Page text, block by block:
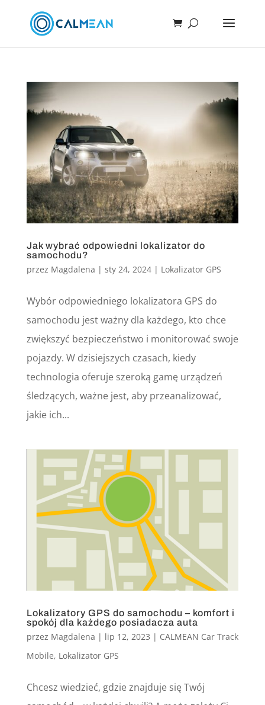
Jak wybrać odpowiedni lokalizator do
samochodu?
przez Magdalena | sty 24, 2024| Lokalizator GPS
Wybór odpowiedniego lokalizatora GPS do
samochodu jest ważny dla każdego, kto chce
zwiększyć bezpieczeństwo i monitorować swoje
pojazdy. W dzisiejszych czasach, kiedy
technologia oferuje szeroką gamę urządzeń
śledzących, ważne jest, aby przeanalizować,
jakie ich...
Lokalizatory GPS do samochodu – komfort i
spokój dla każdego posiadacza auta
przez Magdalena | lip 12, 2023 | CALMEAN Car Track
Mobile, Lokalizator GPS
Chcesz wiedzieć, gdzie znajduje się Twój